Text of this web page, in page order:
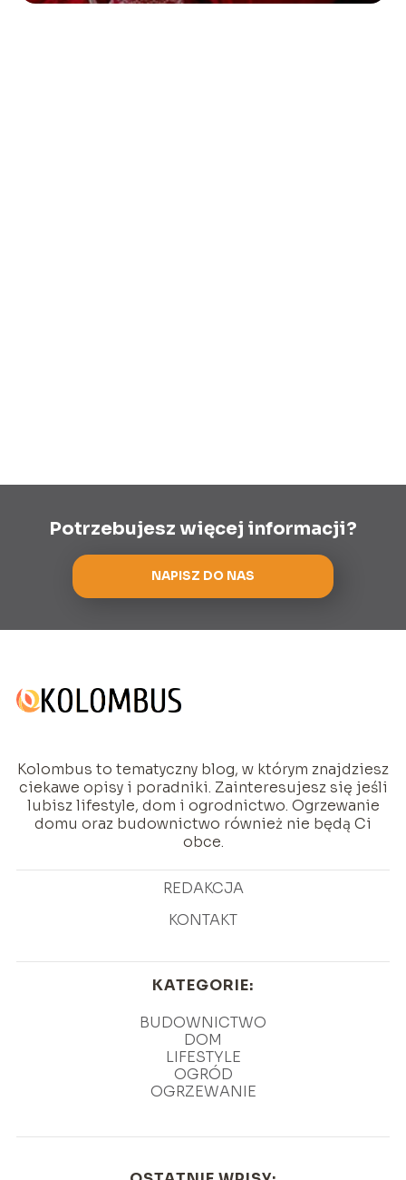
Potrzebujesz więcej informacji?
NAPISZ DO NAS
Kolombus to tematyczny blog, w którym znajdziesz
ciekawe opisy i poradniki. Zainteresujesz się jeśli
lubisz lifestyle, dom i ogrodnictwo. Ogrzewanie
domu oraz budownictwo również nie będą Ci
obce.
REDAKCJA
KONTAKT
KATEGORIE:
BUDOWNICTWO
DOM
LIFESTYLE
OGRÓD
OGRZEWANIE